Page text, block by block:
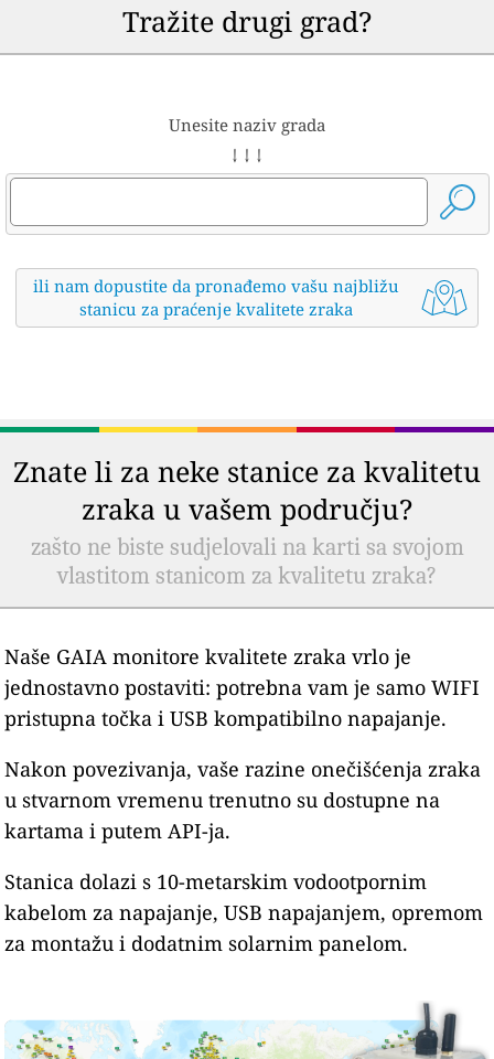
Tražite drugi grad?
Unesite naziv grada
↓ ↓ ↓
ili nam dopustite da pronađemo vašu najbližu
stanicu za praćenje kvalitete zraka
Znate li za neke stanice za kvalitetu
zraka u vašem području?
zašto ne biste sudjelovali na karti sa svojom
vlastitom stanicom za kvalitetu zraka?
Naše GAIA monitore kvalitete zraka vrlo je
jednostavno postaviti: potrebna vam je samo WIFI
pristupna točka i USB kompatibilno napajanje.
Nakon povezivanja, vaše razine onečišćenja zraka
u stvarnom vremenu trenutno su dostupne na
kartama i putem API-ja.
Stanica dolazi s 10-metarskim vodootpornim
kabelom za napajanje, USB napajanjem, opremom
za montažu i dodatnim solarnim panelom.